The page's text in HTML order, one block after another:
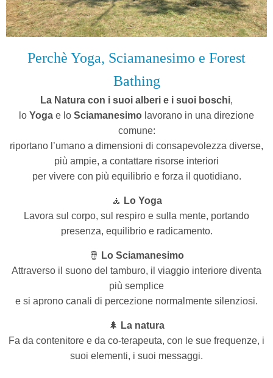
Perchè Yoga, Sciamanesimo e Forest
Bathing
La Natura con i suoi alberi e i suoi boschi,
o Yoga e lo Sciamanesimo lavorano in una direzione
comune:
riportano l’umano a dimensioni di consapevolezza diverse,
più ampie, a contattare risorse interiori
per vivere con più equilibrio e forza il quotidiano.
🧘 Lo Yoga
Lavora sul corpo, sul respiro e sulla mente, portando
presenza, equilibrio e radicamento.
🪘 Lo Sciamanesimo
Attraverso il suono del tamburo, il viaggio interiore diventa
più semplice
e si aprono canali di percezione normalmente silenziosi.
🌲 La natura
Fa da contenitore e da co-terapeuta, con le sue frequenze, i
suoi elementi, i suoi messaggi.